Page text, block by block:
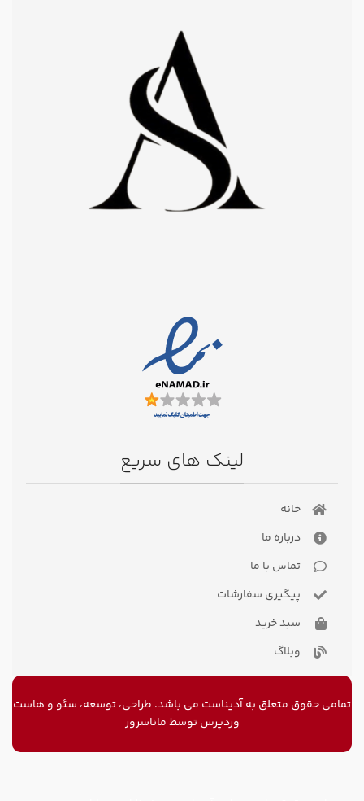
لینک های سریع
خانه
درباره ما
تماس با ما
پیگیری سفارشات
سبد خرید
وبلاگ
تمامی حقوق متعلق به آدیناست می باشد. طراحی، توسعه، سئو و هاست
وردپرستوسط ماناسرور